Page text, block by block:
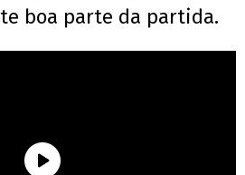
boa parte da partida.